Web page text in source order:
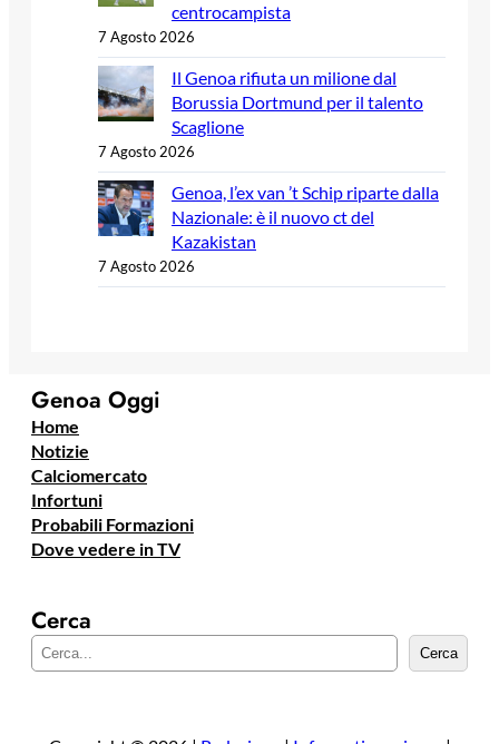
centrocampista
7 Agosto 2026
Il Genoa rifiuta un milione dal
Borussia Dortmund per il talento
Scaglione
7 Agosto 2026
Genoa, l’ex van ’t Schip riparte dalla
Nazionale: è il nuovo ct del
Kazakistan
7 Agosto 2026
Genoa Oggi
Home
Notizie
Calciomercato
Infortuni
Probabili Formazioni
Dove vedere in TV
Cerca
e
Cerca